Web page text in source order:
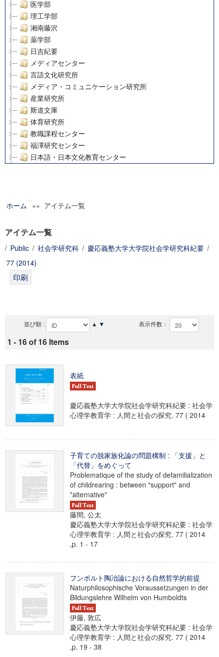
医学部
理工学部
湘南藤沢
薬学部
日吉紀要
メディアセンター
言語文化研究所
メディア・コミュニケーション研究所
産業研究所
斯道文庫
体育研究所
教職課程センター
福澤研究センター
日本語・日本文化教育センター
グローバルリサーチインスティテュート
科学研究費補助金研究成果報告書
慶應義塾大学グローバルCOEプログラム市民社会ガバナンス
慶應義塾大学グローバルCOEプログラム論理と感性の先端的
学術雑誌掲載論文等(8)
ホーム »» アイテム一覧
アイテム一覧
/ Public / 社会学研究科 / 慶応義塾大学大学院社会学研究科紀要 /
77 (2014)
並び順 : ▲ ▼ 表示件数：
1 - 16 of 16 Items
表紙
慶応義塾大学大学院社会学研究科紀要 : 社会学
心理学教育学 : 人間と社会の探究. 77 ( 2014
子育ての脱家族化論の問題構制 : 「支援」と
「代替」をめぐって
Problematique of the study of defamilialization
of childrearing : between "support" and
"alternative"
藤間, 公太
慶応義塾大学大学院社会学研究科紀要 : 社会学
心理学教育学 : 人間と社会の探究. 77 ( 2014
,p. 1 - 17
フンボルト陶冶論における自然哲学的前提
Naturphilosophische Voraussetzungen in der
Bildungslehre Wilhelm von Humboldts
伊藤, 敦広
慶応義塾大学大学院社会学研究科紀要 : 社会学
心理学教育学 : 人間と社会の探究. 77 ( 2014
,p. 19 - 38